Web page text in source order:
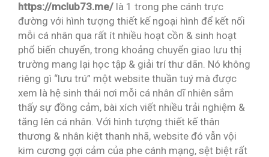
https://mclub73.me/ là 1 trong phe cánh trực
đường với hình tượng thiết kế ngoại hình để kết nối
mỗi cá nhân qua rất ít nhiều hoạt cồn & sinh hoạt
phổ biến chuyển, trong khoảng chuyển giao lưu thị
trường mang lại học tập & giải trí thư dãn. Nó không
riêng gì “lưu trú” một website thuần tuý mà được
xem là hệ sinh thái nơi mỗi cá nhân dĩ nhiên sắm
thấy sự đồng cảm, bài xích viết nhiều trải nghiệm &
tăng lên cá nhân. Với hình tượng thiết kế thân
thương & nhân kiệt thanh nhã, website đó vẫn vội
kim cương gợi cảm của phe cánh mạng, sệt biệt rất